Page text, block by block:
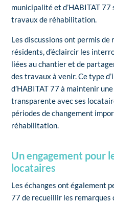
municipalité et d’HABITAT 77
travaux de réhabilitation.
Les discussions ont permis de
résidents, d’éclaircir les
liées au chantier et de
des travaux à venir. Ce type
d’HABITAT 77 à maintenir
transparente avec ses
périodes de changement
réhabilitation.
Un engagement pour
locataires
Les échanges ont également
77 de recueillir les